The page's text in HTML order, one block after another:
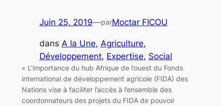
Juin 25, 2019—parMoctar FICOU
dans A la Une, Agriculture
Développement, Expertise, Social
« L’importance du hub Afrique de l’ouest du Fonds
international de développement agricole (FIDA) des
Nations vise à faciliter l’accès à l’ensemble des
coordonnateurs des projets du FIDA de pouvoir